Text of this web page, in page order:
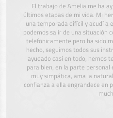
El trabajo de Amelia me ha
últimos etapas de mi vida. Mi
una temporada difícil y acudí a
podemos salir de una situación
telefónicamente pero ha sido
hecho, seguimos todos sus
ayudado casi en todo, hemos
para bien, en la parte
muy simpática, ama la
confianza a ella engrandece en